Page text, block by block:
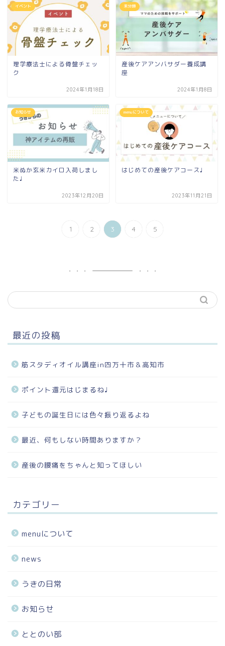
イベント
理学療法士による骨盤チェッ
ク
2024年1月18日
未分類
産後ケアアンバサダー養成講
座
2024年1月8日
お知らせ
米ぬか玄米カイロ入荷しまし
た♩
2023年12月20日
menuについて
はじめての産後ケアコース♩
2023年11月21日
1 2 3 4 5
最近の投稿
筋スタディオイル講座in四万十市＆高知市
ポイント還元はじまるね♩
子どもの誕生日には色々振り返るよね
最近、何もしない時間ありますか？
産後の腰痛をちゃんと知ってほしい
カテゴリー
menuについて
news
うきの日常
お知らせ
ととのい部